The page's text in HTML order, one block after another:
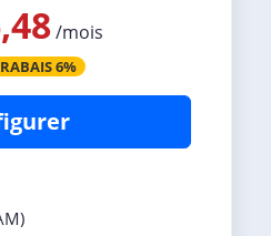
/mois
RABAIS 6%